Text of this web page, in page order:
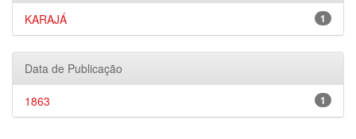
1
KARAJÁ
Data de Publicação
1
1863